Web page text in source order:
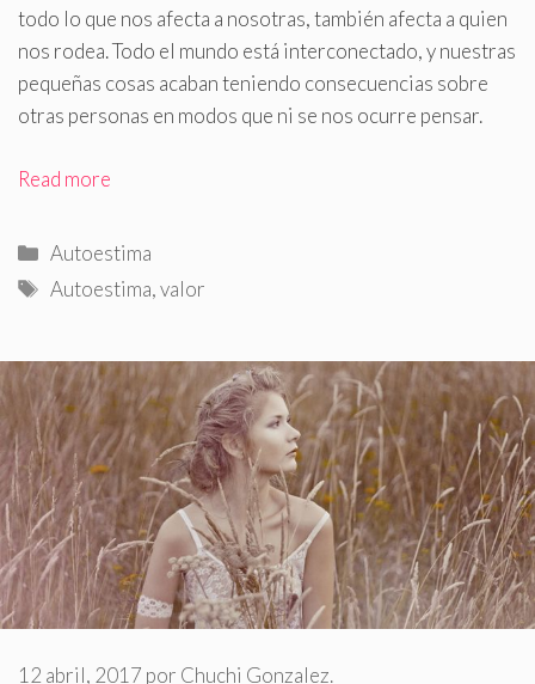
todo lo que nos afecta a nosotras, también afecta a quien
nos rodea. Todo el mundo está interconectado, y nuestras
pequeñas cosas acaban teniendo consecuencias sobre
otras personas en modos que ni se nos ocurre pensar.
Read more
Categorías
Autoestima
Etiquetas
Autoestima,valor
12 abril, 2017 por Chuchi Gonzalez.